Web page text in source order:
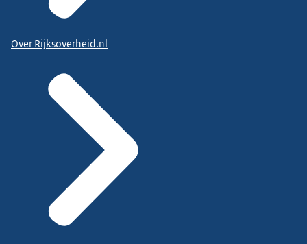
Over Rijksoverheid.nl